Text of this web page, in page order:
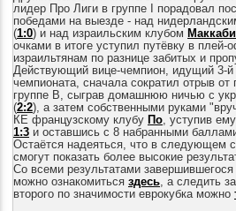
лидер Про Лиги в группе I порадовал
победами на выезде - над
(1:0) и над израильским клубом
очками в итоге уступил путёвку в
израильтянам по разнице забитых и
Действующий вице-чемпион, идущий 3-
чемпионата, сначала сократил отрыв от
группе B, сыграв домашнюю ничью с
(2:2), а затем собственными руками
КЕ французскому клубу По, уступив
1:3и оставшись с 8 набранными
Остаётся надеяться, что в следующем
смогут показать более высокие
Со всеми результатами завершившегося
можно ознакомиться здесь, а следить
второго по значимости еврокубка можно